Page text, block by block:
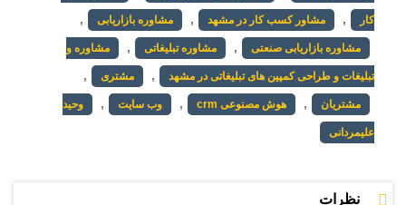
کار , مشاور کسب کار در مشهد , مشاوره بازاریابی ,
مشاوره بازاریابی صنعتی , مشاوره تبلیغاتی , مشاوره و
تبلیغات و طراحی کمپین های تبلیغاتی در مشهد , مشتری ,
مشتریان , هوش مصنوعی crm , وب سایت , وحید
علیمردانی
نظرات